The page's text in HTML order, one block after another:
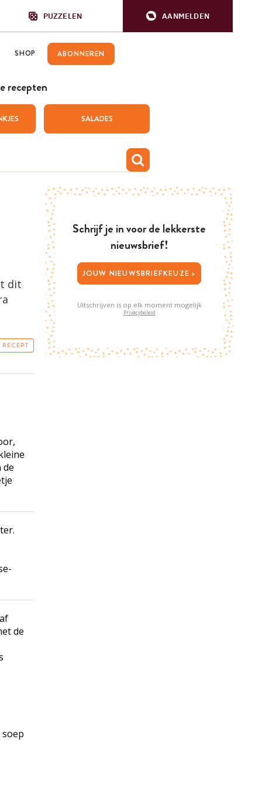
PUZZELEN AANMELDEN
SHOP ABONNEREN
recepten
SALADES
dit
de
de
Schrijf je in voor de lekkerste
nieuwsbrief!
JOUW NIEUWSBRIEFKEUZE >
Uitschrijven is op elk moment mogelijk
Privacybeleid